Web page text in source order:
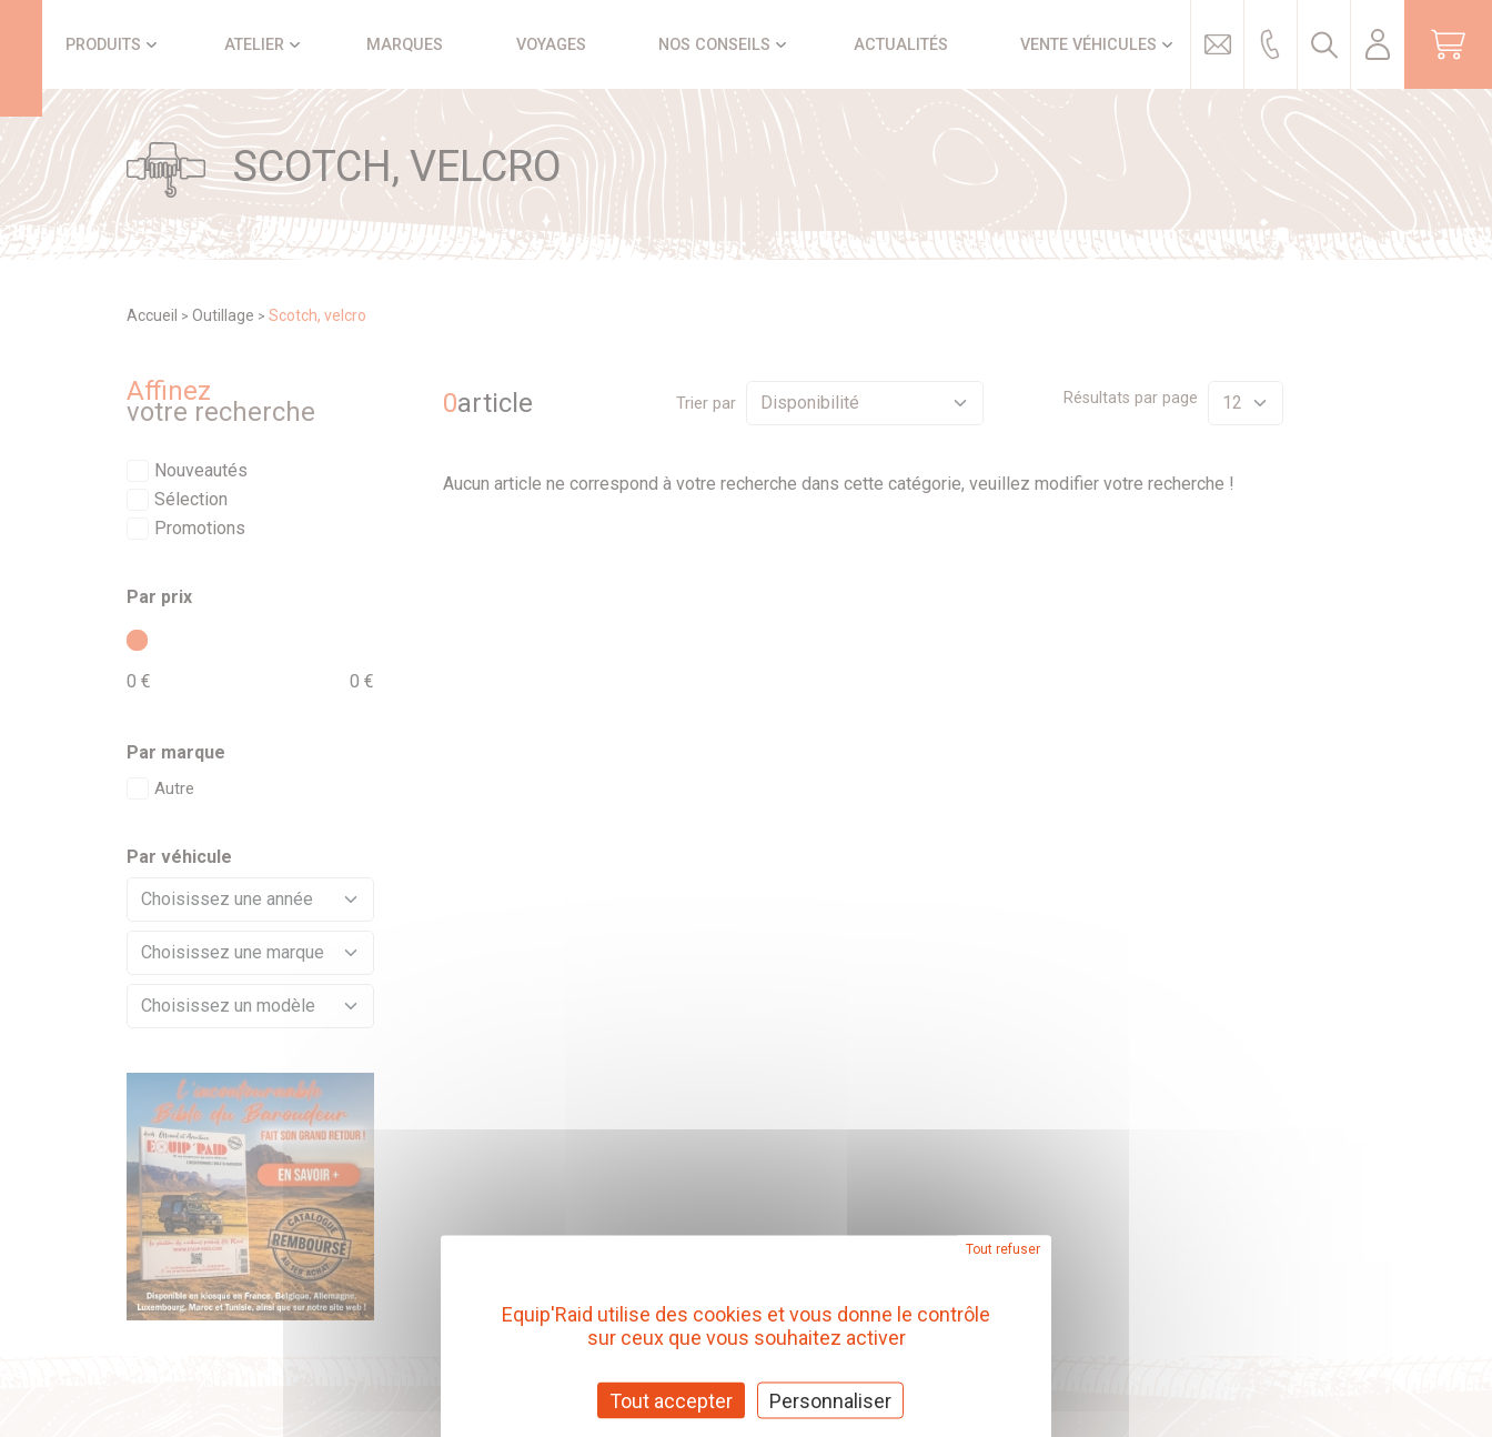
PRODUITS ATELIER MARQUES VOYAGES NOS CONSEILS ACTUALITÉS VENTE VÉHICULES
SCOTCH, VELCRO
Accueil > Outillage > Scotch, velcro
0article Trier par Résultats par page
Aucun article ne correspond à votre recherche dans cette catégorie, veuillez modifier votre recherche !
Affinez
votre recherche
Nouveautés
Sélection
Promotions
Par prix
0 € 0 €
Par marque
Autre
Par véhicule
Equip'Raid utilise des cookies et vous donne le contrôle
sur ceux que vous souhaitez activer
Tout accepter
Tout refuser
Personnaliser